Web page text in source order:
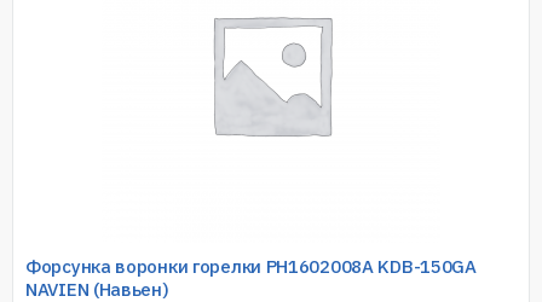
Форсунка воронки горелки PH1602008A KDB-150GA
NAVIEN (Навьен)